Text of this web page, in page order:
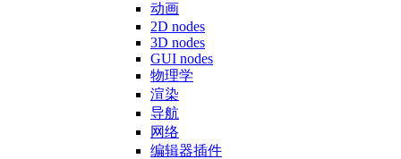
动画
2D nodes
3D nodes
GUI nodes
物理学
渲染
导航
网络
编辑器插件